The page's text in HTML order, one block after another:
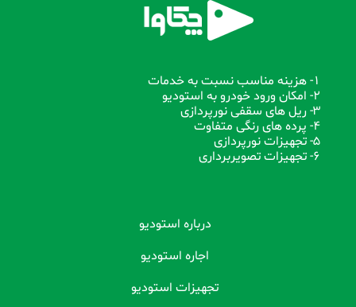
1- هزینه مناسب نسبت به خدمات
2- امکان ورود خودرو به استودیو
3- ریل های سقفی نورپردازی
4- پرده های رنگی متفاوت
5- تجهیزات نورپردازی
6- تجهیزات تصویربرداری
درباره استودیو
اجاره استودیو
تجهیزات استودیو